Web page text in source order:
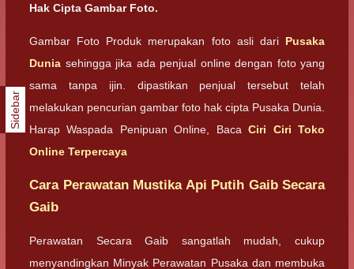
Hak Cipta Gambar Foto.
Gambar Foto Produk merupakan foto asli dari Pusaka
Dunia sehingga jika ada penjual online dengan foto yang
sama tanpa ijin. dipastikan penjual tersebut telah
melakukan pencurian gambar foto hak cipta Pusaka Dunia.
Harap Waspada Penipuan Online, BacaCiri Ciri Toko
Online Terpercaya
Cara Perawatan Mustika Api Putih Gaib Secara
Gaib
Perawatan Secara Gaib sangatlah mudah, cukup
menyandingkan Minyak Perawatan Pusaka dan membuka
Sidebar